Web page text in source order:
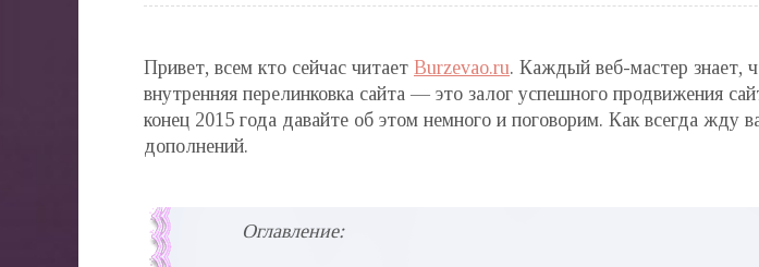
Привет, всем кто сейчас читает Burzevao.ru. Каждый веб-мастер знает,
внутренняя перелинковка сайта — это залог успешного продвижения
конец 2015 года давайте об этом немного и поговорим. Как всегда жду
дополнений.
Оглавление: